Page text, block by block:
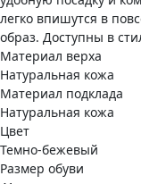
легко впишутся в
образ. Доступны в
Материал верха
Натуральная кожа
Материал подклада
Натуральная кожа
Цвет
Темно-бежевый
Размер обуви